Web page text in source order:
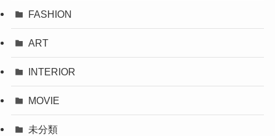
FASHION
ART
INTERIOR
MOVIE
未分類